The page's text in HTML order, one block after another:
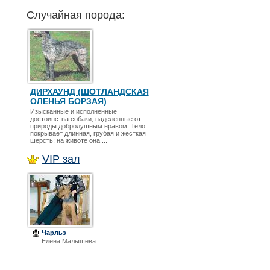
Случайная порода:
ДИРХАУНД (ШОТЛАНДСКАЯ
ОЛЕНЬЯ БОРЗАЯ)
Изысканные и исполненные
достоинства собаки, наделенные от
природы добродушным нравом. Тело
покрывает длинная, грубая и жесткая
шерсть; на животе она ...
VIP зал
Чарльз
Елена Малышева